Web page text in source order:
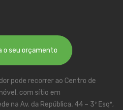
o seu orçamento
pode recorrer ao Centro de
com sítio em
na Av. da República, 44 – 3º Esqº,